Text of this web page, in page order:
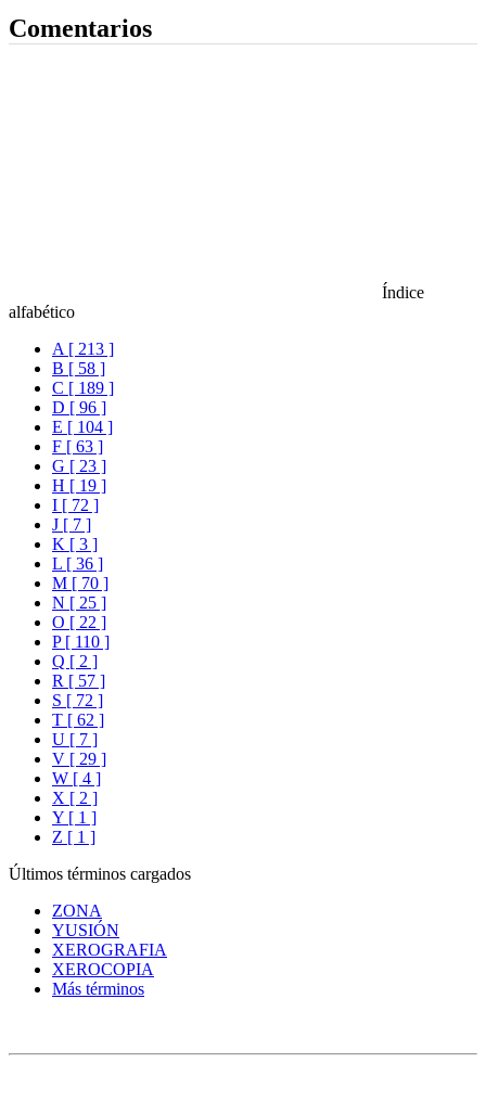
Comentarios
Índice
alfabético
A [ 213 ]
B [ 58 ]
C [ 189 ]
D [ 96 ]
E [ 104 ]
F [ 63 ]
G [ 23 ]
H [ 19 ]
I [ 72 ]
J [ 7 ]
K [ 3 ]
L [ 36 ]
M [ 70 ]
N [ 25 ]
O [ 22 ]
P [ 110 ]
Q [ 2 ]
R [ 57 ]
S [ 72 ]
T [ 62 ]
U [ 7 ]
V [ 29 ]
W [ 4 ]
X [ 2 ]
Y [ 1 ]
Z [ 1 ]
Últimos términos cargados
ZONA
YUSIÓN
XEROGRAFIA
XEROCOPIA
Más términos